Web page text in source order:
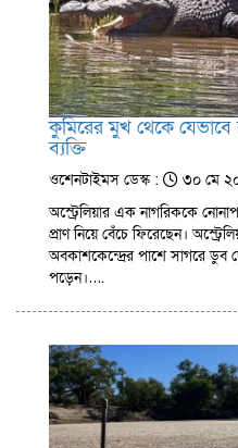
কুমিরের মুখ থেকে
ব্যক্তি
ওশেনটাইমস ডেস্ক :
৩০ মে
অস্ট্রেলিয়ার এক নাগরিককে
প্রাণ নিয়ে বেঁচে ফিরেছেন।
অবকাশকেন্দ্রের পাশে সাগরে ডুব
পড়েন।….